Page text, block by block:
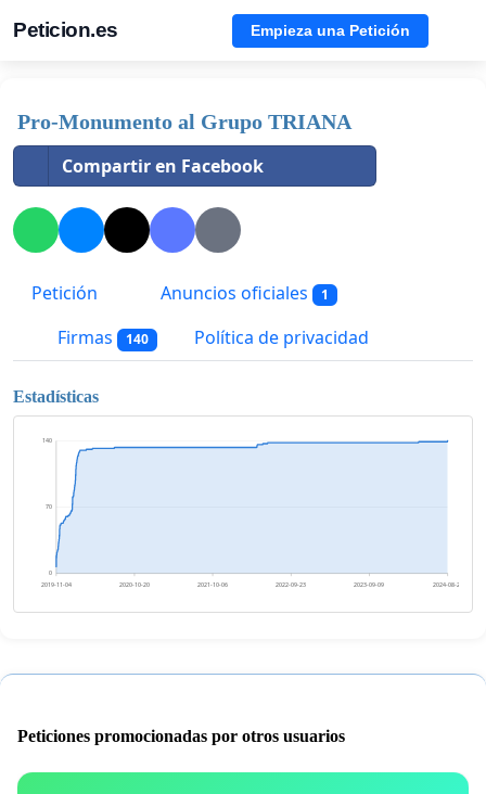
Peticion.es Empieza una Petición
Pro-Monumento al Grupo TRIANA
Compartir en Facebook
Petición Anuncios oficiales 1
Firmas 140 Política de privacidad
Estadísticas
0
70
140
2019-11-04 2020-10-20 2021-10-06 2022-09-23 2023-09-09 2024-08-25
Peticiones promocionadas por otros usuarios